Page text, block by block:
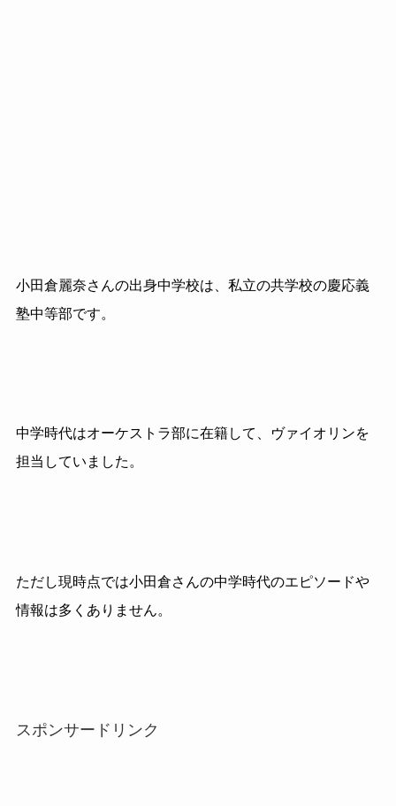
小田倉麗奈さんの出身中学校は、私立の共学校の慶応義
塾中等部です。
中学時代はオーケストラ部に在籍して、ヴァイオリンを
担当していました。
ただし現時点では小田倉さんの中学時代のエピソードや
情報は多くありません。
スポンサードリンク